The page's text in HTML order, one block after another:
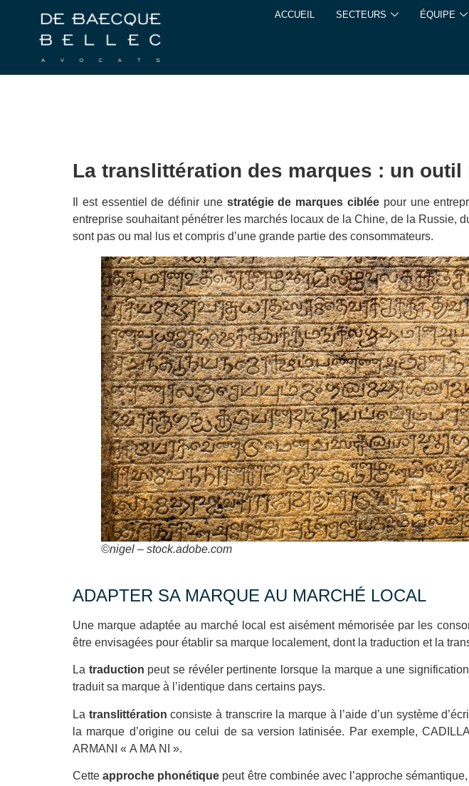
ACCUEIL SECTEURS ÉQUIPE
La translittération des marques : un
Il est essentiel de définir une stratégie de marques ciblée pour une
entreprise souhaitant pénétrer les marchés locaux de la Chine, de la Russie,
sont pas ou mal lus et compris d’une grande partie des consommateurs.
©nigel – stock.adobe.com
ADAPTER SA MARQUE AU MARCHÉ LOCAL
Une marque adaptée au marché local est aisément mémorisée par les
être envisagées pour établir sa marque localement, dont la traduction et la
La traduction peut se révéler pertinente lorsque la marque a une
traduit sa marque à l’identique dans certains pays.
La translittération consiste à transcrire la marque à l’aide d’un système
la marque d’origine ou celui de sa version latinisée. Par exemple,
ARMANI « A MA NI ».
Cetteapproche phonétique peut être combinée avec l’approche